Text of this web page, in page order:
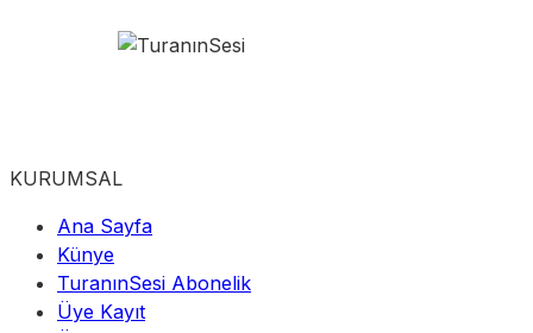
KURUMSAL
Ana Sayfa
Künye
TuranınSesi Abonelik
Üye Kayıt